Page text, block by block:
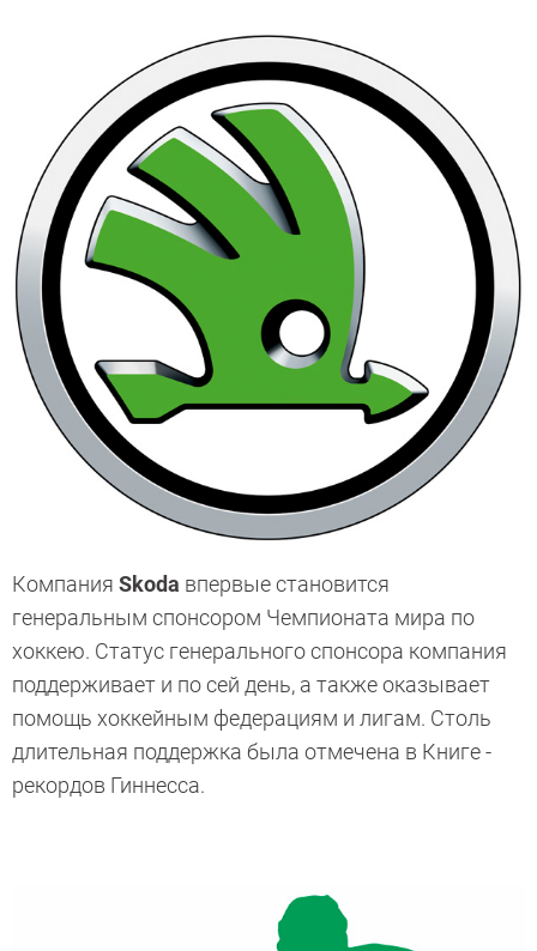
Компания Skoda впервые становится
генеральным спонсором Чемпионата ­мира по
хоккею. Статус генерального спонсора компания
поддерживает и по сей день, а также оказывает
помощь хоккейным федерациям и лигам. Столь
длительная поддержка ­была отмечена в Книге ­
рекордов Гиннесса.